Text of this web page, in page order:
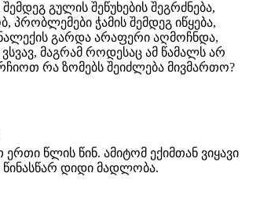
გულის შეწუხების შეგრძნება,
პრობლემები ჭამის შემდეგ იწყება,
გარდა არაფერი აღმოჩნდა,
მაგრამ როდესაც ამ წამალს არ
რა ზომებს შეიძლება მივმართო?
წლის წინ. ამიტომ ექიმთან ვიყავი
დიდი მადლობა.